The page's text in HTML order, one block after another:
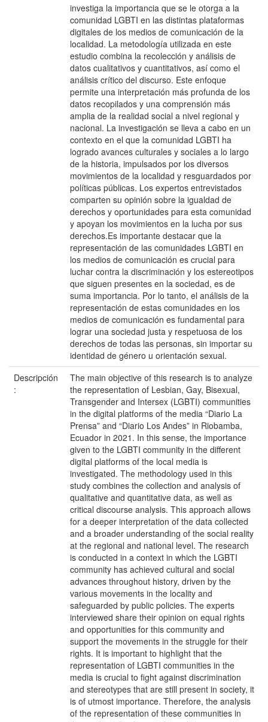
investiga la importancia que se le otorga a la
comunidad LGBTI en las distintas plataformas
digitales de los medios de comunicación de la
localidad. La metodología utilizada en este
estudio combina la recolección y análisis de
datos cualitativos y cuantitativos, así como el
análisis crítico del discurso. Este enfoque
permite una interpretación más profunda de los
datos recopilados y una comprensión más
amplia de la realidad social a nivel regional y
nacional. La investigación se lleva a cabo en un
contexto en el que la comunidad LGBTI ha
logrado avances culturales y sociales a lo largo
de la historia, impulsados por los diversos
movimientos de la localidad y resguardados por
políticas públicas. Los expertos entrevistados
comparten su opinión sobre la igualdad de
derechos y oportunidades para esta comunidad
y apoyan los movimientos en la lucha por sus
derechos.Es importante destacar que la
representación de las comunidades LGBTI en
los medios de comunicación es crucial para
luchar contra la discriminación y los estereotipos
que siguen presentes en la sociedad, es de
suma importancia. Por lo tanto, el análisis de la
representación de estas comunidades en los
medios de comunicación es fundamental para
lograr una sociedad justa y respetuosa de los
derechos de todas las personas, sin importar su
identidad de género u orientación sexual.
Descripción
:
The main objective of this research is to analyze
the representation of Lesbian, Gay, Bisexual,
Transgender and Intersex (LGBTI) communities
in the digital platforms of the media “Diario La
Prensa” and “Diario Los Andes” in Riobamba,
Ecuador in 2021. In this sense, the importance
given to the LGBTI community in the different
digital platforms of the local media is
investigated. The methodology used in this
study combines the collection and analysis of
qualitative and quantitative data, as well as
critical discourse analysis. This approach allows
for a deeper interpretation of the data collected
and a broader understanding of the social reality
at the regional and national level. The research
is conducted in a context in which the LGBTI
community has achieved cultural and social
advances throughout history, driven by the
various movements in the locality and
safeguarded by public policies. The experts
interviewed share their opinion on equal rights
and opportunities for this community and
support the movements in the struggle for their
rights. It is important to highlight that the
representation of LGBTI communities in the
media is crucial to fight against discrimination
and stereotypes that are still present in society, it
is of utmost importance. Therefore, the analysis
of the representation of these communities in